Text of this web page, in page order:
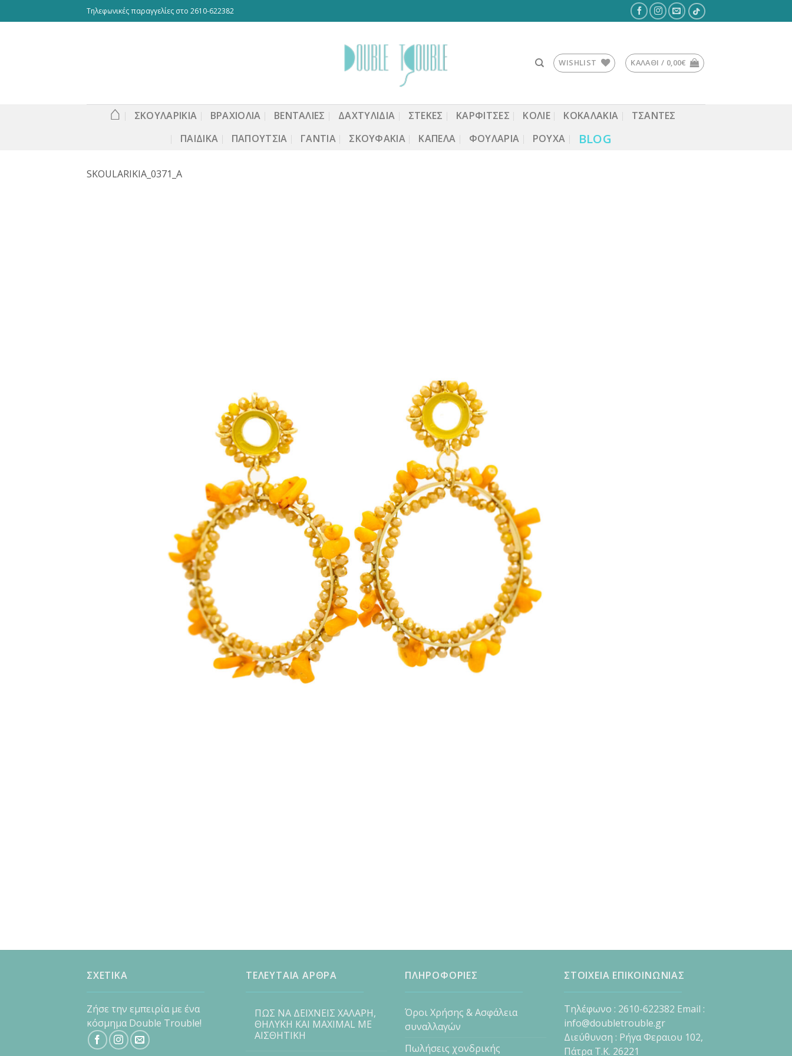
to
Τηλεφωνικές παραγγελίες στο 2610-622382
WISHLIST ΚΑΛΆΘΙ / 0,00€
⌂ ΣΚΟΥΛΑΡΙΚΙΑ ΒΡΑΧΙΟΛΙΑ ΒΕΝΤΆΛΙΕΣ ΔΑΧΤΥΛΙΔΙΑ ΣΤΈΚΕΣ ΚΑΡΦΙΤΣΕΣ ΚΟΛΙΕ ΚΟΚΑΛΆΚΙΑ
ΤΣΆΝΤΕΣ
ΠΑΙΔΙΚΆ
ΠΑΠΟΎΤΣΙΑ ΓΆΝΤΙΑ ΣΚΟΥΦΆΚΙΑ ΚΑΠΈΛΑ ΦΟΥΛΆΡΙΑ ΡΟΎΧΑ BLOG
SKOULARIKIA_0371_A
ΣΧΕΤΙΚΑ
Ζήσε την εμπειρία με ένα
κόσμημα Double Trouble!
ΤΕΛΕΥΤΑΙΑ ΑΡΘΡΑ
ΠΩΣ ΝΑ ΔΕΙΧΝΕΙΣ ΧΑΛΑΡΗ,
ΘΗΛΥΚΗ ΚΑΙ MAXIMAL ΜΕ
ΑΙΣΘΗΤΙΚΗ
ΠΛΗΡΟΦΟΡΙΕΣ
Όροι Χρήσης & Ασφάλεια
συναλλαγών
Πωλήσεις χονδρικής
ΣΤΟΙΧΕΙΑ ΕΠΙΚΟΙΝΩΝΙΑΣ
Τηλέφωνο : 2610-622382 Email :
info@doubletrouble.gr
Διεύθυνση : Ρήγα Φεραιου 102,
Πάτρα Τ.Κ. 26221